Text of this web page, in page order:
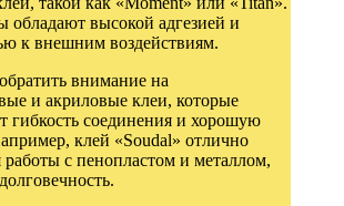
обладают высокой адгезией и
к внешним воздействиям.
внимание на
и акриловые клеи, которые
гибкость соединения и хорошую
клей «Soudal» отлично
работы с пенопластом и металлом,